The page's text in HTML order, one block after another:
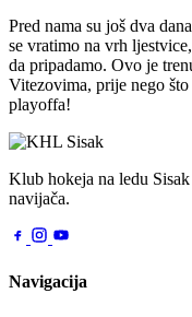
Pred nama su još dva
se vratimo na vrh
da pripadamo. Ovo je
Vitezovima, prije nego
playoffa!
Klub hokeja na ledu
navijača.
Navigacija